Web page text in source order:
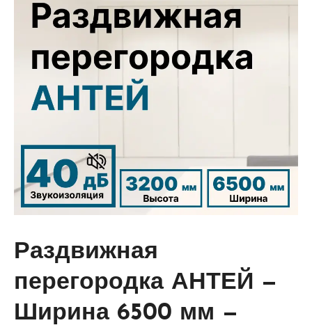
Раздвижная
перегородка АНТЕЙ —
Ширина 6500 мм —